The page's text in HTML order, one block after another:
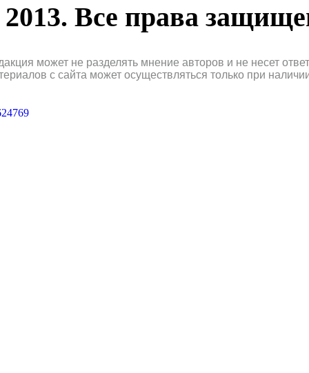
2013. Все права
может не разделять мнение авторов и не несет
с сайта может осуществляться только при